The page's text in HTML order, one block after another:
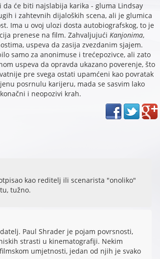
će biti najslabija karika - gluma Lindsay
i zahtevnih dijaloških scena, ali je glumica
Ima u ovoj ulozi dosta autobiografskog, to je
prenese na film. Zahvaljujući Kanjonima,
uspeva da zasija zvezdanim sjajem.
samo za anonimuse i trećepozivce, ali zato
uspeva da opravda ukazano poverenje, što
pre svega ostati upamćeni kao povratak
posrnulu karijeru, mada se sasvim lako
i neopozivi krah.
kao reditelj ili scenarista "onoliko"
tužno.
Paul Shrader je pojam povrsnosti,
strasti u kinematografiji. Nekim
umjetnosti, jedan od njih je svako